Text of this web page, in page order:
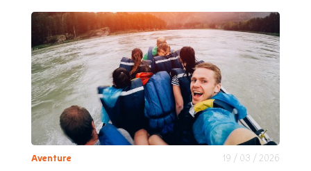
Aventure 19 / 03 / 2026